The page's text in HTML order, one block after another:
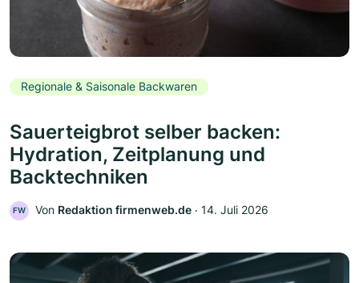
Regionale & Saisonale Backwaren
Sauerteigbrot selber backen:
Hydration, Zeitplanung und
Backtechniken
FW Von Redaktion firmenweb.de ‧ 14. Juli 2026